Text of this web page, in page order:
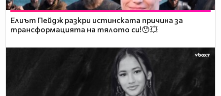
Елиът Пейдж разкри истинската причина за
трансформацията на тялото си!😯💥